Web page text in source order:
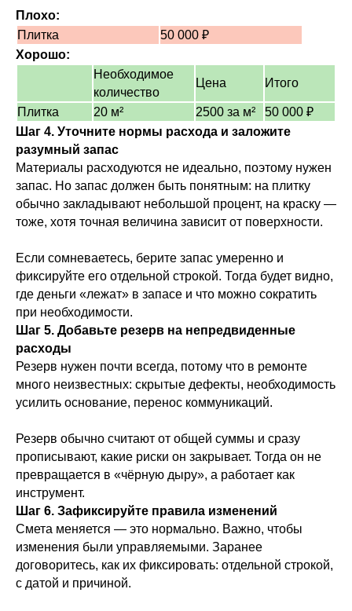
Плохо:
Плитка
50 000 ₽
Хорошо:
Необходимое
количество
Цена Итого
Плитка 20 м² 2500 за м²
50 000 ₽
Шаг 4. Уточните нормы расхода и заложите
разумный запас
Материалы расходуются не идеально, поэтому нужен
запас. Но запас должен быть понятным: на плитку
обычно закладывают небольшой процент, на краску —
тоже, хотя точная величина зависит от поверхности.
Если сомневаетесь, берите запас умеренно и
фиксируйте его отдельной строкой. Тогда будет видно,
где деньги «лежат» в запасе и что можно сократить
при необходимости.
Шаг 5. Добавьте резерв на непредвиденные
расходы
Резерв нужен почти всегда, потому что в ремонте
много неизвестных: скрытые дефекты, необходимость
усилить основание, перенос коммуникаций.
Резерв обычно считают от общей суммы и сразу
прописывают, какие риски он закрывает. Тогда он не
превращается в «чёрную дыру», а работает как
инструмент.
Шаг 6. Зафиксируйте правила изменений
Смета меняется — это нормально. Важно, чтобы
изменения были управляемыми. Заранее
договоритесь, как их фиксировать: отдельной строкой,
с датой и причиной.